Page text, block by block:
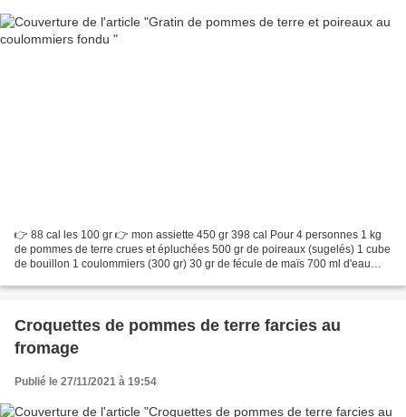
👉 88 cal les 100 gr 👉 mon assiette 450 gr 398 cal Pour 4 personnes 1 kg
de pommes de terre crues et épluchées 500 gr de poireaux (sugelés) 1 cube
de bouillon 1 coulommiers (300 gr) 30 gr de fécule de maïs 700 ml d'eau
Croquettes de pommes de terre farcies au
fromage
Publié le 27/11/2021 à 19:54